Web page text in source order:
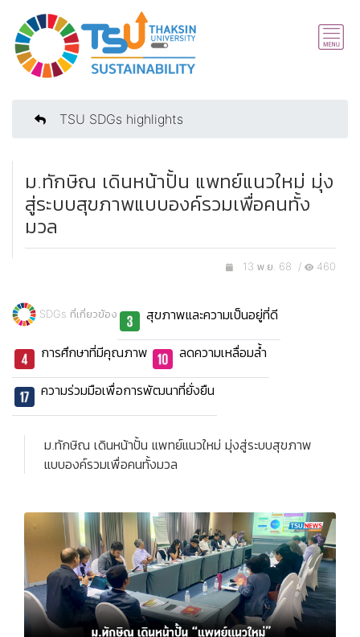
TSU SDGs highlights
ม.ทักษิณ เดินหน้าปั้น แพทย์แนวใหม่ มุ่ง
สู่ระบบสุขภาพแบบองค์รวมเพื่อคนทั้ง
มวล
13 พ.ย. 68 / 460
SDGs ที่เกี่ยวข้อง สุขภาพและความเป็นอยู่ที่ดี
การศึกษาที่มีคุณภาพ ลดความเหลื่อมล้ำ
ความร่วมมือเพื่อการพัฒนาที่ยั่งยืน
ม.ทักษิณ เดินหน้าปั้น แพทย์แนวใหม่ มุ่งสู่ระบบสุขภาพ
แบบองค์รวมเพื่อคนทั้งมวล